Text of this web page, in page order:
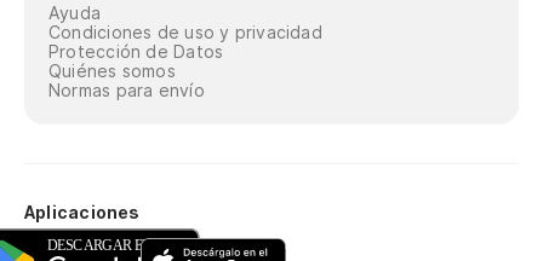
Ayuda
Condiciones de uso y privacidad
Protección de Datos
Quiénes somos
Normas para envío
Aplicaciones